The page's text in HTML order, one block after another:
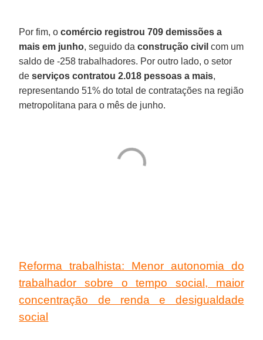
Por fim, ocomércio registrou 709 demissões a
mais em junho, seguido daconstrução civil com um
saldo de -258 trabalhadores. Por outro lado, o setor
deserviços contratou 2.018 pessoas a mais,
representando 51% do total de contratações na região
metropolitana para o mês de junho.
Reforma trabalhista: Menor autonomia do
trabalhador sobre o tempo social, maior
concentração de renda e desigualdade
social